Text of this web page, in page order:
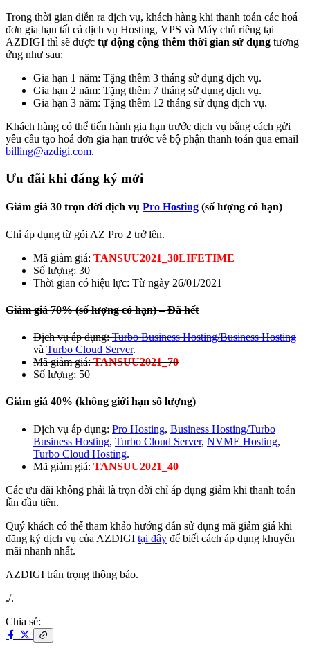
Trong thời gian diễn ra dịch vụ, khách hàng khi thanh toán các hoá
đơn gia hạn tất cả dịch vụ Hosting, VPS và Máy chủ riêng tại
AZDIGI thì sẽ được tự động cộng thêm thời gian sử dụng tương
ứng như sau:
Gia hạn 1 năm: Tặng thêm 3 tháng sử dụng dịch vụ.
Gia hạn 2 năm: Tặng thêm 7 tháng sử dụng dịch vụ.
Gia hạn 3 năm: Tặng thêm 12 tháng sử dụng dịch vụ.
Khách hàng có thể tiến hành gia hạn trước dịch vụ bằng cách gửi
yêu cầu tạo hoá đơn gia hạn trước về bộ phận thanh toán qua email
billing@azdigi.com.
Ưu đãi khi đăng ký mới
Giảm giá 30 trọn đời dịch vụ Pro Hosting (số lượng có hạn)
Chỉ áp dụng từ gói AZ Pro 2 trở lên.
Mã giảm giá: TANSUU2021_30LIFETIME
Số lượng: 30
Thời gian có hiệu lực: Từ ngày 26/01/2021
Giảm giá 70% (số lượng có hạn) – Đã hết
Dịch vụ áp dụng:Turbo Business Hosting/Business Hosting
vàTurbo Cloud Server.
Mã giảm giá:TANSUU2021_70
Số lượng: 50
Giảm giá 40% (không giới hạn số lượng)
Dịch vụ áp dụng: Pro Hosting, Business Hosting/Turbo
Business Hosting, Turbo Cloud Server, NVME Hosting,
Turbo Cloud Hosting.
Mã giảm giá: TANSUU2021_40
Các ưu đãi không phải là trọn đời chỉ áp dụng giảm khi thanh toán
lần đầu tiên.
Quý khách có thể tham khảo hướng dẫn sử dụng mã giảm giá khi
đăng ký dịch vụ của AZDIGI tại đây để biết cách áp dụng khuyến
mãi nhanh nhất.
AZDIGI trân trọng thông báo.
./.
Chia sẻ: